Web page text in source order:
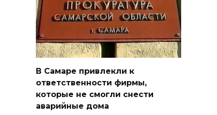
В Самаре привлекли к
ответственности фирмы,
которые не смогли снести
аварийные дома